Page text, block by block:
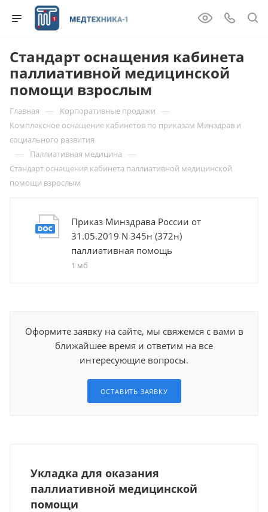
Стандарт оснащения кабинета
паллиативной медицинской
помощи взрослым
Главная — Корпоративные продажи —
Комплексное оснащение кабинетов по приказам Минздрав и
социального развития
— Паллиативная медицина —
Стандарт оснащения кабинета паллиативной медицинской
помощи взрослым
Приказ Минздрава России от
31.05.2019 N 345н (372н)
паллиативная помощь
1 мб
Оформите заявку на сайте, мы свяжемся с вами в
ближайшее время и ответим на все
интересующие вопросы.
ОСТАВИТЬ ЗАЯВКУ
Укладка для оказания
паллиативной медицинской
помощи